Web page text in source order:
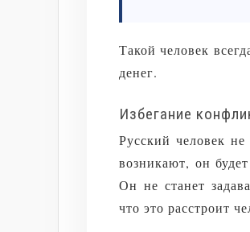
Такой человек
денег.
Избегание
Русский человек
возникают, он
Он не станет
что это расстроит